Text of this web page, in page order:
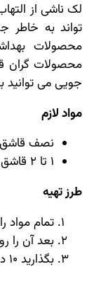
لک ناشی از
تواند به
محصولات
محصولات گران
جویی می توانید
مواد لازم
نصف قاشق
1 تا 2 قاشق غذاخوری عسل
طرز تهیه
تمام مواد
بعد آن را
بگذارید 10 دقیقه بماند و صورت را با آب گرم بشویید.